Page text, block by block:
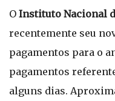
O Instituto Nacional
recentemente seu
pagamentos para o
pagamentos
alguns dias.